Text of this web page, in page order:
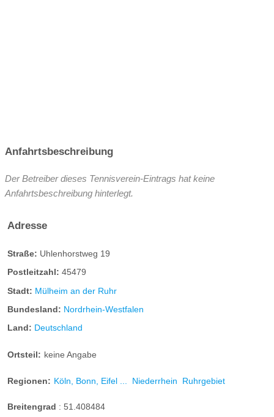
Anfahrtsbeschreibung
Der Betreiber dieses Tennisverein-Eintrags hat keine
Anfahrtsbeschreibung hinterlegt.
Adresse
Straße: Uhlenhorstweg 19
Postleitzahl: 45479
Stadt: Mülheim an der Ruhr
Bundesland: Nordrhein-Westfalen
Land: Deutschland
Ortsteil: keine Angabe
Regionen: Köln, Bonn, Eifel ... Niederrhein Ruhrgebiet
Breitengrad : 51.408484